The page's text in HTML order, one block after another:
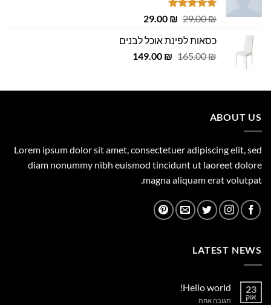
דורג4.75
29.00₪
המחיר
היה:
29.00 ₪.
29.00 ₪
המחיר
הוא:
29.00 ₪.
כסאות לפינת אוכל לבנים
165.00₪
המחיר
165.00 ₪.
149.00 ₪
המחיר
149.00 ₪.
ABOUT US
Lorem ipsum dolor sit amet, consectetuer adipiscing elit, sed
diam nonummy nibh euismod tincidunt ut laoreet dolore
magna aliquam erat volutpat.
LATEST NEWS
23
אוק
Hello world!
תגובה אחתעל